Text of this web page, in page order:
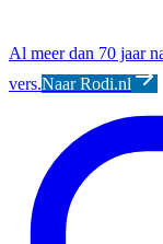
Al meer dan 70 jaar
vers.Naar Rodi.nl